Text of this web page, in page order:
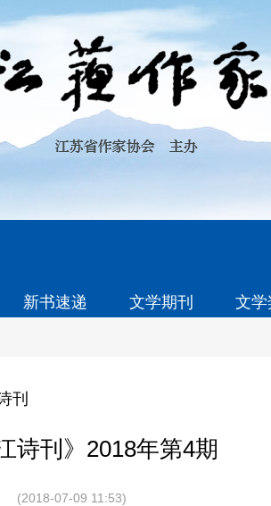
新书速递 文学期刊 文
刊
诗刊》2018年第4期
(2018-07-09 11:53)